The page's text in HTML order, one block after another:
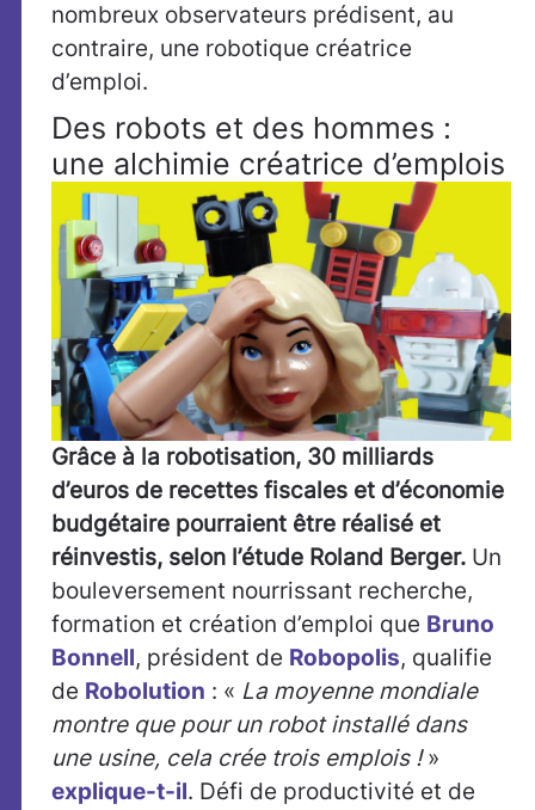
nombreux observateurs prédisent, au
contraire, une robotique créatrice
d’emploi.
Des robots et des hommes :
une alchimie créatrice d’emplois
Grâce à la robotisation, 30 milliards
d’euros de recettes fiscales et d’économie
budgétaire pourraient être réalisé et
réinvestis, selon l’étude Roland Berger. Un
bouleversement nourrissant recherche,
formation et création d’emploi que Bruno
Bonnell, président de Robopolis, qualifie
de Robolution : « La moyenne mondiale
montre que pour un robot installé dans
une usine, cela crée trois emplois !»
explique-t-il. Défi de productivité et de